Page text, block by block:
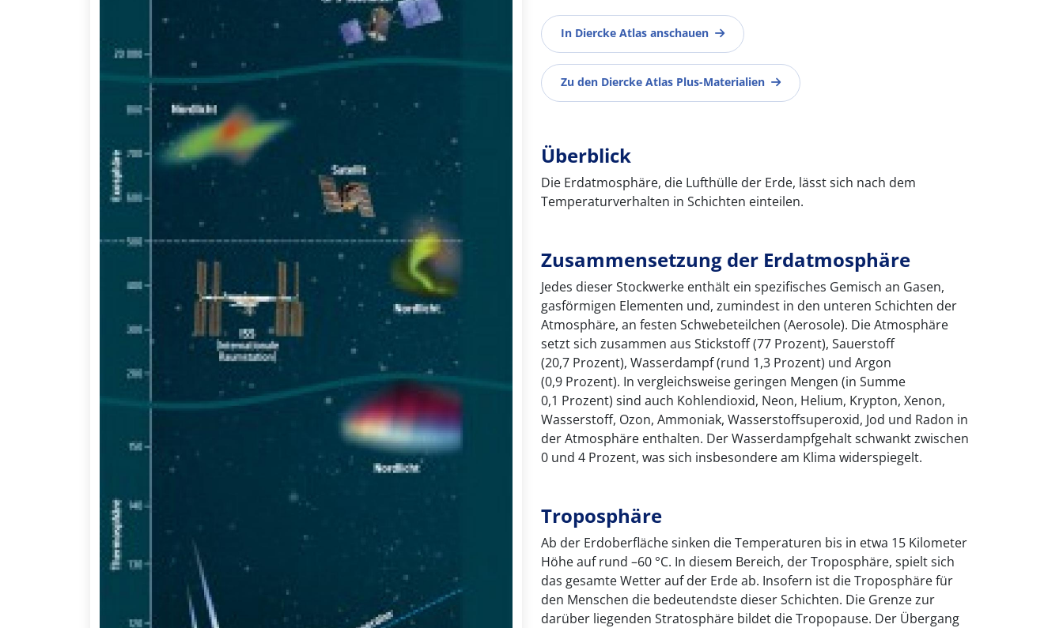
In Diercke Atlas anschauen
Zu den Diercke Atlas Plus-Materialien
Überblick
Die Erdatmosphäre, die Lufthülle der Erde, lässt sich nach dem
Temperaturverhalten in Schichten einteilen.
Zusammensetzung der Erdatmosphäre
Jedes dieser Stockwerke enthält ein spezifisches Gemisch an Gasen,
gasförmigen Elementen und, zumindest in den unteren Schichten der
Atmosphäre, an festen Schwebeteilchen (Aerosole). Die Atmosphäre
setzt sich zusammen aus Stickstoff (77 Prozent), Sauerstoff
(20,7 Prozent), Wasserdampf (rund 1,3 Prozent) und Argon
(0,9 Prozent). In vergleichsweise geringen Mengen (in Summe
0,1 Prozent) sind auch Kohlendioxid, Neon, Helium, Krypton, Xenon,
Wasserstoff, Ozon, Ammoniak, Wasserstoffsuperoxid, Jod und Radon in
der Atmosphäre enthalten. Der Wasserdampfgehalt schwankt zwischen
0 und 4 Prozent, was sich insbesondere am Klima widerspiegelt.
Troposphäre
Ab der Erdoberfläche sinken die Temperaturen bis in etwa 15 Kilometer
Höhe auf rund –60 °C. In diesem Bereich, der Troposphäre, spielt sich
das gesamte Wetter auf der Erde ab. Insofern ist die Troposphäre für
den Menschen die bedeutendste dieser Schichten. Die Grenze zur
darüber liegenden Stratosphäre bildet die Tropopause. Der Übergang